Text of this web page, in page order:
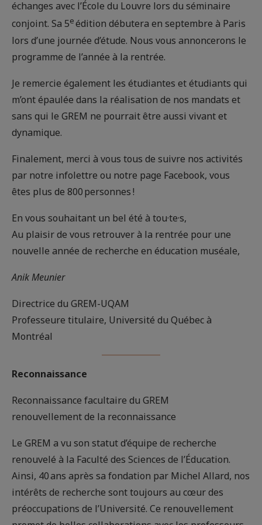
échanges avec l’École du Louvre lors du séminaire
conjoint. Sa 5eédition débutera en septembre à Paris
lors d’une journée d’étude. Nous vous annoncerons le
programme de l’année à la rentrée.
Je remercie également les étudiantes et étudiants qui
m’ont épaulée dans la réalisation de nos mandats et
sans qui le GREM ne pourrait être aussi vivant et
dynamique.
Finalement, merci à vous tous de suivre nos activités
par notre infolettre ou notre page Facebook, vous
êtes plus de 800 personnes !
En vous souhaitant un bel été à tou·te·s,
Au plaisir de vous retrouver à la rentrée pour une
nouvelle année de recherche en éducation muséale,
Anik Meunier
Directrice du GREM-UQAM
Professeure titulaire, Université du Québec à
Montréal
Reconnaissance
Reconnaissance facultaire du GREM
renouvellement de la reconnaissance
Le GREM a vu son statut d’équipe de recherche
renouvelé à la Faculté des Sciences de l’Éducation.
Ainsi, 40 ans après sa fondation par Michel Allard, nos
intérêts de recherche sont toujours au cœur des
préoccupations de l’Université. Ce renouvellement